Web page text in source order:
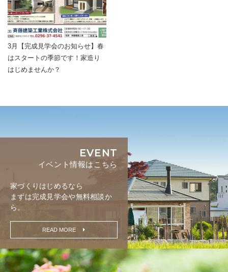
3月【完成見学会のお知らせ】春
はスタートの季節です！家造り
はじめませんか？
EVENT
イベント情報はこちら
家づくりはじめるなら
まずは完成見学会や無料相談か
ら。
READ MORE